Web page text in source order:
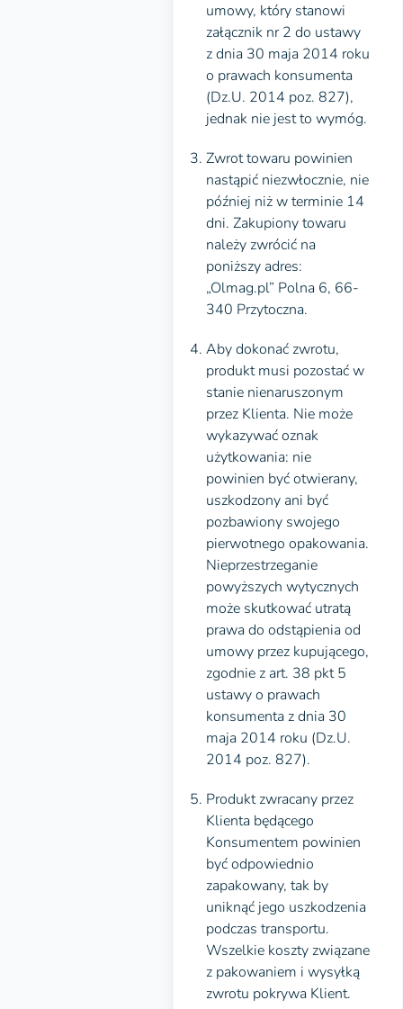
umowy, który stanowi
załącznik nr 2 do ustawy
z dnia 30 maja 2014 roku
o prawach konsumenta
(Dz.U. 2014 poz. 827),
jednak nie jest to wymóg.
Zwrot towaru powinien
nastąpić niezwłocznie, nie
później niż w terminie 14
dni. Zakupiony towaru
należy zwrócić na
poniższy adres:
„Olmag.pl” Polna 6, 66-
340 Przytoczna.
Aby dokonać zwrotu,
produkt musi pozostać w
stanie nienaruszonym
przez Klienta. Nie może
wykazywać oznak
użytkowania: nie
powinien być otwierany,
uszkodzony ani być
pozbawiony swojego
pierwotnego opakowania.
Nieprzestrzeganie
powyższych wytycznych
może skutkować utratą
prawa do odstąpienia od
umowy przez kupującego,
zgodnie z art. 38 pkt 5
ustawy o prawach
konsumenta z dnia 30
maja 2014 roku (Dz.U.
2014 poz. 827).
Produkt zwracany przez
Klienta będącego
Konsumentem powinien
być odpowiednio
zapakowany, tak by
uniknąć jego uszkodzenia
podczas transportu.
Wszelkie koszty związane
z pakowaniem i wysyłką
zwrotu pokrywa Klient.